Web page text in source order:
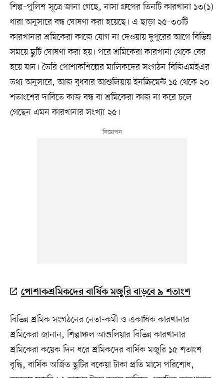
শিল্প–পুলিশ সূত্রে জানা গেছে, নাসা গ্রুপের তিনটি কারখানা ১৩(১)
ধারা অনুসারে বন্ধ ঘোষণা করা হয়েছে। এ ছাড়া ২৫-৩০টি
কারখানার শ্রমিকেরা কাজে যোগ না দেওয়ায় দুপুরের আগে বিভিন্ন
সময়ে ছুটি ঘোষণা করা হয়। পরে শ্রমিকেরা কারখানা থেকে বের
হয়ে যান। তৈরি পোশাকশিল্পের মালিকদের সংগঠন বিজিএমইএর
তথ্য অনুসারে, আজ বুধবার আশুলিয়ায় ইনক্রিমেন্ট ১৫ থেকে ২০
শতাংশের দাবিতে কাজ বন্ধ বা শ্রমিকেরা কাজ না করে চলে
গেছেন এমন কারখানার সংখ্যা ২৫।
পোশাকশ্রমিকদের বার্ষিক মজুরি বাড়বে ৯ শতাংশ
বিভিন্ন শ্রমিক সংগঠনের নেতা-কর্মী ও একাধিক কারখানার
শ্রমিকেরা জানান, শিল্পাঞ্চল আশুলিয়ার বিভিন্ন কারখানার
শ্রমিকেরা কয়েক দিন ধরে শ্রমিকদের বার্ষিক মজুরি ১৫ শতাংশ
বৃদ্ধি, বার্ষিক অর্জিত ছুটির বকেয়া টাকা প্রতি মাসে পরিশোধ,